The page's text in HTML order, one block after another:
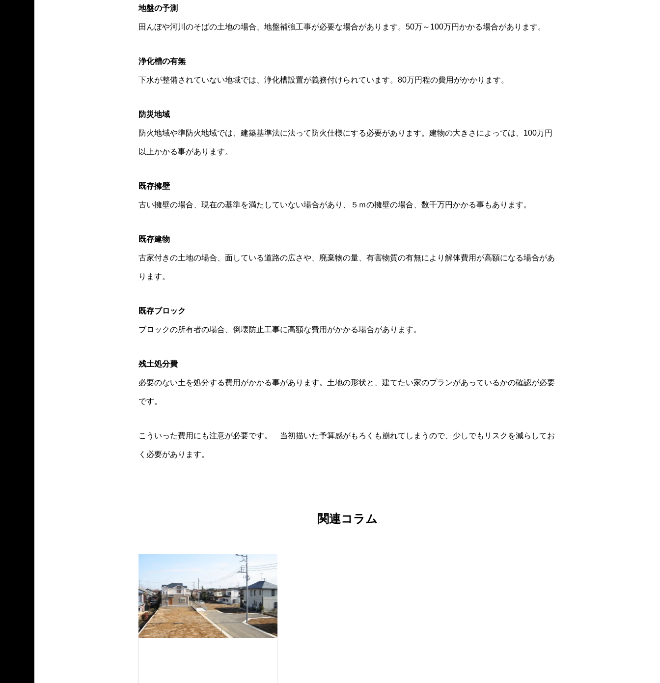
地盤の予測
田んぼや河川のそばの土地の場合、地盤補強工事が必要な場合があります。50万～100万円かかる場合があります。
浄化槽の有無
下水が整備されていない地域では、浄化槽設置が義務付けられています。80万円程の費用がかかります。
防災地域
防火地域や準防火地域では、建築基準法に法って防火仕様にする必要があります。建物の大きさによっては、100万円
以上かかる事があります。
既存擁壁
古い擁壁の場合、現在の基準を満たしていない場合があり、５ｍの擁壁の場合、数千万円かかる事もあります。
既存建物
古家付きの土地の場合、面している道路の広さや、廃棄物の量、有害物質の有無により解体費用が高額になる場合があ
ります。
既存ブロック
ブロックの所有者の場合、倒壊防止工事に高額な費用がかかる場合があります。
残土処分費
必要のない土を処分する費用がかかる事があります。土地の形状と、建てたい家のプランがあっているかの確認が必要
です。
こういった費用にも注意が必要です。 当初描いた予算感がもろくも崩れてしまうので、少しでもリスクを減らしてお
く必要があります。
関連コラム